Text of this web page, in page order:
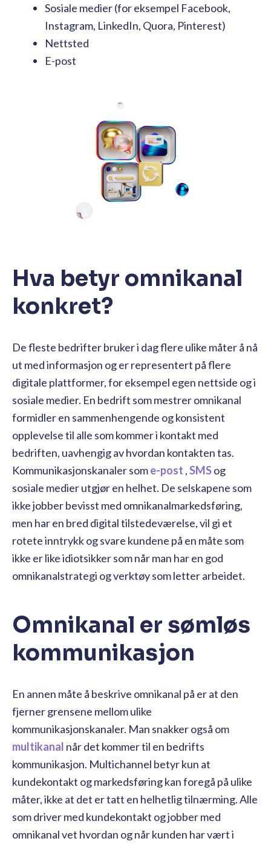
Sosiale medier (for eksempel Facebook,
Instagram, LinkedIn, Quora, Pinterest)
Nettsted
E-post
Hva betyr omnikanal
konkret?
De fleste bedrifter bruker i dag flere ulike måter å nå
ut med informasjon og er representert på flere
digitale plattformer, for eksempel egen nettside og i
sosiale medier. En bedrift som mestrer omnikanal
formidler en sammenhengende og konsistent
opplevelse til alle som kommer i kontakt med
bedriften, uavhengig av hvordan kontakten tas.
Kommunikasjonskanaler some-post ,SMSog
sosiale medier utgjør en helhet. De selskapene som
ikke jobber bevisst med omnikanalmarkedsføring,
men har en bred digital tilstedeværelse, vil gi et
rotete inntrykk og svare kundene på en måte som
ikke er like idiotsikker som når man har en god
omnikanalstrategi og verktøy som letter arbeidet.
Omnikanal er sømløs
kommunikasjon
En annen måte å beskrive omnikanal på er at den
fjerner grensene mellom ulike
kommunikasjonskanaler. Man snakker også om
multikanal når det kommer til en bedrifts
kommunikasjon. Multichannel betyr kun at
kundekontakt og markedsføring kan foregå på ulike
måter, ikke at det er tatt en helhetlig tilnærming. Alle
som driver med kundekontakt og jobber med
omnikanal vet hvordan og når kunden har vært i